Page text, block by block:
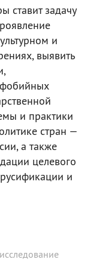
ставит задачу
и
выявить
фобийных
и практики
стран —
а также
целевого
и